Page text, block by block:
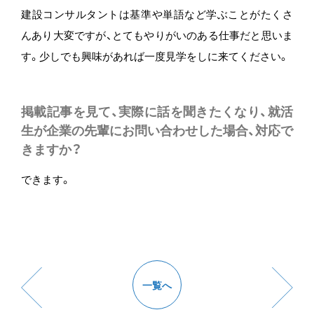
建設コンサルタントは基準や単語など学ぶことがたくさ
んあり大変ですが、とてもやりがいのある仕事だと思いま
す。少しでも興味があれば一度見学をしに来てください。
掲載記事を見て、実際に話を聞きたくなり、就活
生が企業の先輩にお問い合わせした場合、対応で
きますか？
できます。
一覧へ